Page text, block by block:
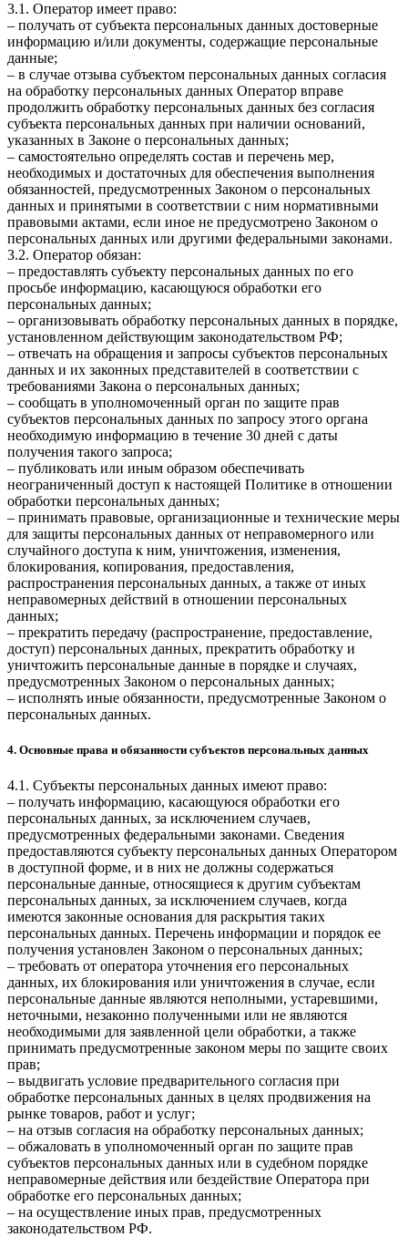
3.1. Оператор имеет право:
– получать от субъекта персональных данных достоверные
информацию и/или документы, содержащие персональные
данные;
– в случае отзыва субъектом персональных данных согласия
на обработку персональных данных Оператор вправе
продолжить обработку персональных данных без согласия
субъекта персональных данных при наличии оснований,
указанных в Законе о персональных данных;
– самостоятельно определять состав и перечень мер,
необходимых и достаточных для обеспечения выполнения
обязанностей, предусмотренных Законом о персональных
данных и принятыми в соответствии с ним нормативными
правовыми актами, если иное не предусмотрено Законом о
персональных данных или другими федеральными законами.
3.2. Оператор обязан:
– предоставлять субъекту персональных данных по его
просьбе информацию, касающуюся обработки его
персональных данных;
– организовывать обработку персональных данных в порядке,
установленном действующим законодательством РФ;
– отвечать на обращения и запросы субъектов персональных
данных и их законных представителей в соответствии с
требованиями Закона о персональных данных;
– сообщать в уполномоченный орган по защите прав
субъектов персональных данных по запросу этого органа
необходимую информацию в течение 30 дней с даты
получения такого запроса;
– публиковать или иным образом обеспечивать
неограниченный доступ к настоящей Политике в отношении
обработки персональных данных;
– принимать правовые, организационные и технические меры
для защиты персональных данных от неправомерного или
случайного доступа к ним, уничтожения, изменения,
блокирования, копирования, предоставления,
распространения персональных данных, а также от иных
неправомерных действий в отношении персональных
данных;
– прекратить передачу (распространение, предоставление,
доступ) персональных данных, прекратить обработку и
уничтожить персональные данные в порядке и случаях,
предусмотренных Законом о персональных данных;
– исполнять иные обязанности, предусмотренные Законом о
персональных данных.
4. Основные права и обязанности субъектов персональных данных
4.1. Субъекты персональных данных имеют право:
– получать информацию, касающуюся обработки его
персональных данных, за исключением случаев,
предусмотренных федеральными законами. Сведения
предоставляются субъекту персональных данных Оператором
в доступной форме, и в них не должны содержаться
персональные данные, относящиеся к другим субъектам
персональных данных, за исключением случаев, когда
имеются законные основания для раскрытия таких
персональных данных. Перечень информации и порядок ее
получения установлен Законом о персональных данных;
– требовать от оператора уточнения его персональных
данных, их блокирования или уничтожения в случае, если
персональные данные являются неполными, устаревшими,
неточными, незаконно полученными или не являются
необходимыми для заявленной цели обработки, а также
принимать предусмотренные законом меры по защите своих
прав;
– выдвигать условие предварительного согласия при
обработке персональных данных в целях продвижения на
рынке товаров, работ и услуг;
– на отзыв согласия на обработку персональных данных;
– обжаловать в уполномоченный орган по защите прав
субъектов персональных данных или в судебном порядке
неправомерные действия или бездействие Оператора при
обработке его персональных данных;
– на осуществление иных прав, предусмотренных
законодательством РФ.